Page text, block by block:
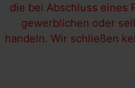
die bei Abschluss eines
gewerblichen oder
handeln. Wir schließen